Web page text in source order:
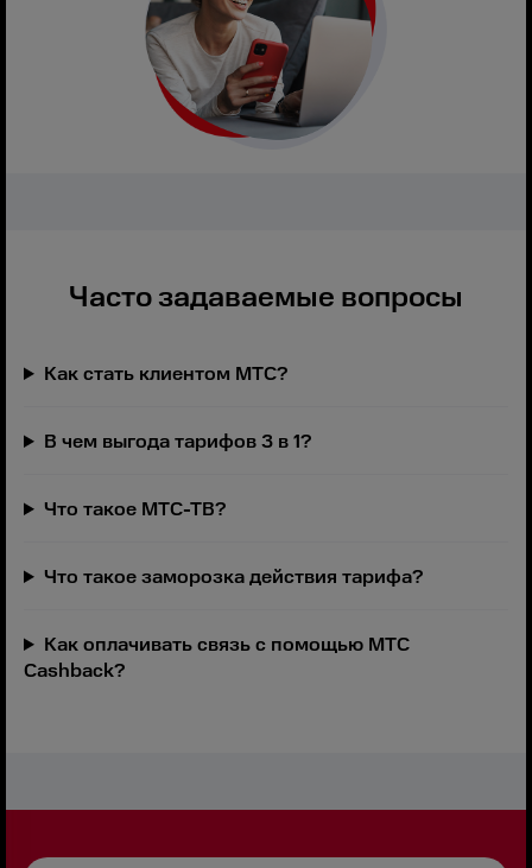
Часто задаваемые вопросы
Как стать клиентом МТС?
В чем выгода тарифов 3 в 1?
Что такое МТС-ТВ?
Что такое заморозка действия тарифа?
Как оплачивать связь с помощью МТС
Cashback?